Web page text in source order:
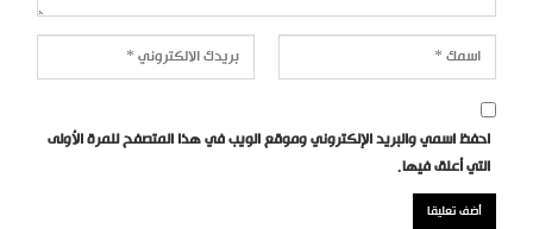
احفظ اسمي والبريد الإلكتروني وموقع الويب في هذا المتصفح للمرة الأولى
التي أعلق فيها.